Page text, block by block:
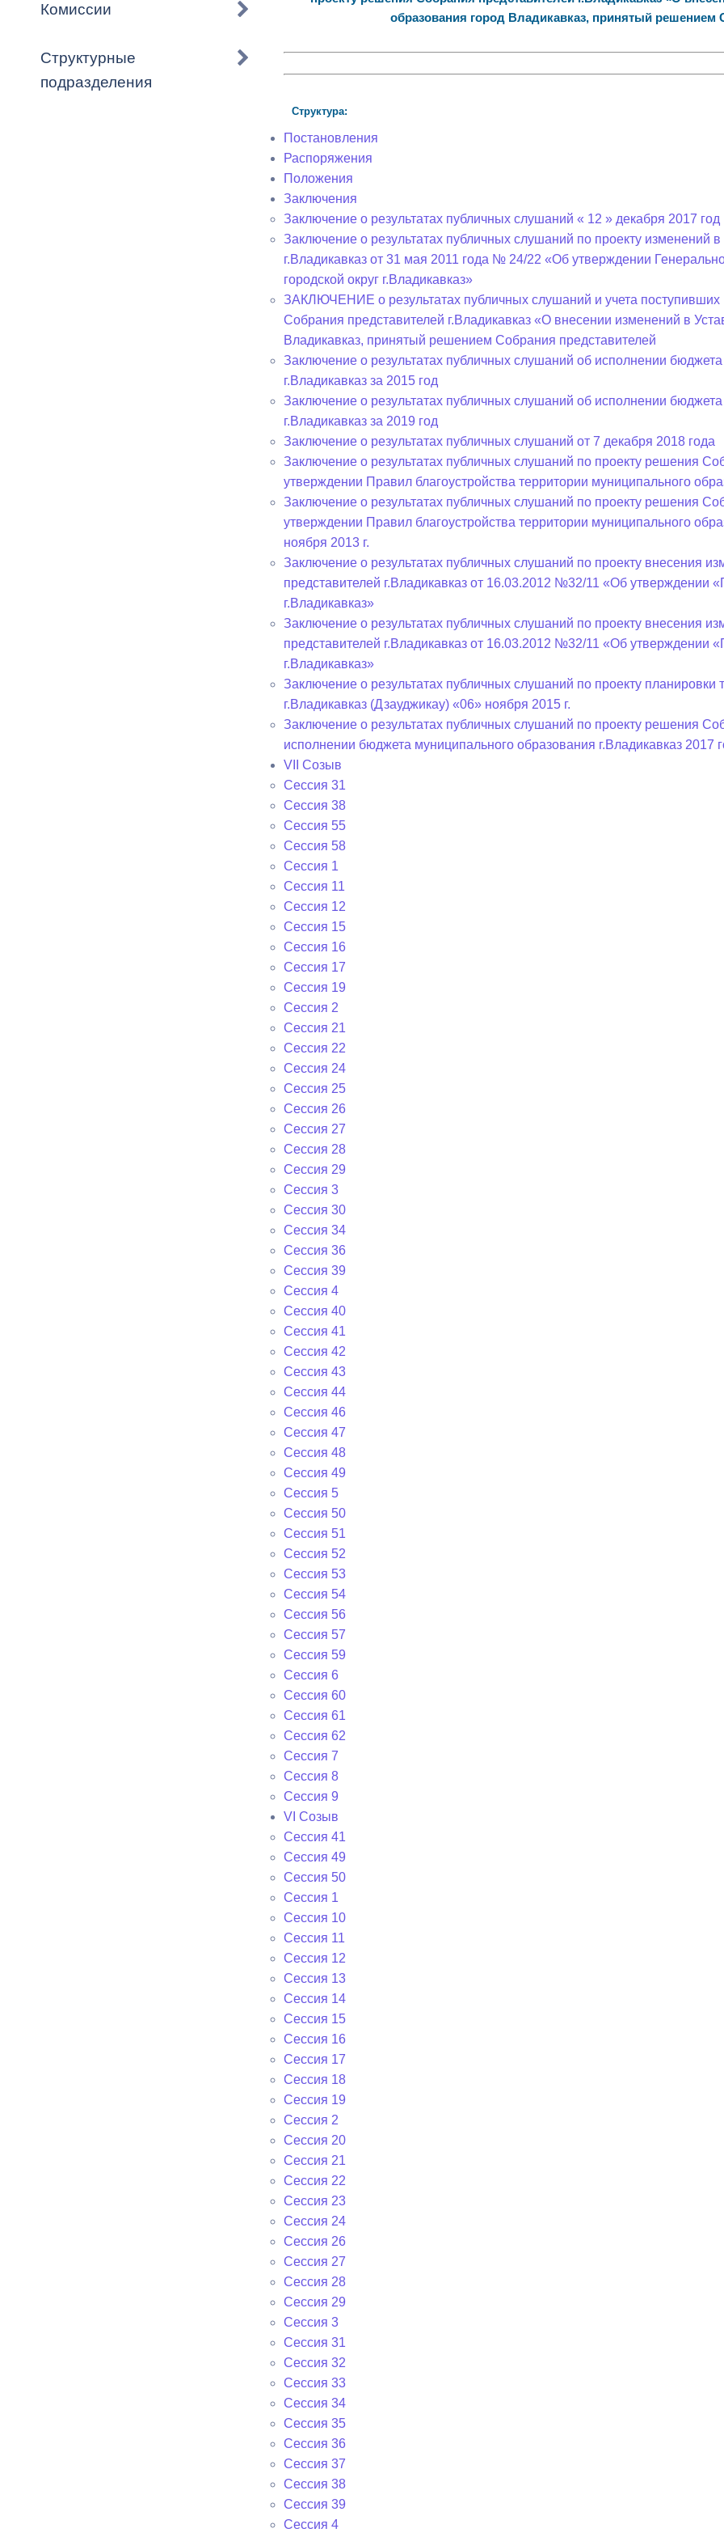
Владикавказ
Распоряжения, постановления Кадровая политика
ОРВ и экспертиза НПА Контактная информация
местного самоуправления
Открытые данные
Общественное обсуждение
документов стратегического
планирования
Информация о результатах
проверок
Порядок обжалования решений
действий органов местного
самоуправления
Муниципальный контроль Выборы 2026
Комиссии
Структурные
подразделения
образования город Владикавказ, принятый решением
Структура:
Постановления
Распоряжения
Положения
Заключения
Заключение о результатах публичных слушаний « 12 » декабря 2017 год
Заключение о результатах публичных слушаний по проекту изменений
г.Владикавказ от 31 мая 2011 года № 24/22 «Об утверждении
городской округ г.Владикавказ»
ЗАКЛЮЧЕНИЕ о результатах публичных слушаний и учета
Собрания представителей г.Владикавказ «О внесении изменений в
Владикавказ, принятый решением Собрания представителей
Заключение о результатах публичных слушаний об исполнении
г.Владикавказ за 2015 год
Заключение о результатах публичных слушаний об исполнении
г.Владикавказ за 2019 год
Заключение о результатах публичных слушаний от 7 декабря 2018 года
Заключение о результатах публичных слушаний по проекту решения
утверждении Правил благоустройства территории муниципального
Заключение о результатах публичных слушаний по проекту решения
утверждении Правил благоустройства территории муниципального
ноября 2013 г.
Заключение о результатах публичных слушаний по проекту внесения
представителей г.Владикавказ от 16.03.2012 №32/11 «Об утверждении
г.Владикавказ»
Заключение о результатах публичных слушаний по проекту внесения
представителей г.Владикавказ от 16.03.2012 №32/11 «Об утверждении
г.Владикавказ»
Заключение о результатах публичных слушаний по проекту
г.Владикавказ (Дзауджикау) «06» ноября 2015 г.
Заключение о результатах публичных слушаний по проекту решения
исполнении бюджета муниципального образования г.Владикавказ 2017
VII Созыв
Сессия 31
Сессия 38
Сессия 55
Сессия 58
Сессия 1
Сессия 11
Сессия 12
Сессия 15
Сессия 16
Сессия 17
Сессия 19
Сессия 2
Сессия 21
Сессия 22
Сессия 24
Сессия 25
Сессия 26
Сессия 27
Сессия 28
Сессия 29
Сессия 3
Сессия 30
Сессия 34
Сессия 36
Сессия 39
Сессия 4
Сессия 40
Сессия 41
Сессия 42
Сессия 43
Сессия 44
Сессия 46
Сессия 47
Сессия 48
Сессия 49
Сессия 5
Сессия 50
Сессия 51
Сессия 52
Сессия 53
Сессия 54
Сессия 56
Сессия 57
Сессия 59
Сессия 6
Сессия 60
Сессия 61
Сессия 62
Сессия 7
Сессия 8
Сессия 9
VI Cозыв
Cессия 41
Cессия 49
Cессия 50
Сессия 1
Сессия 10
Сессия 11
Сессия 12
Сессия 13
Сессия 14
Сессия 15
Сессия 16
Сессия 17
Сессия 18
Сессия 19
Сессия 2
Сессия 20
Сессия 21
Сессия 22
Сессия 23
Сессия 24
Сессия 26
Сессия 27
Сессия 28
Сессия 29
Сессия 3
Сессия 31
Сессия 32
Сессия 33
Сессия 34
Сессия 35
Сессия 36
Сессия 37
Сессия 38
Сессия 39
Сессия 4